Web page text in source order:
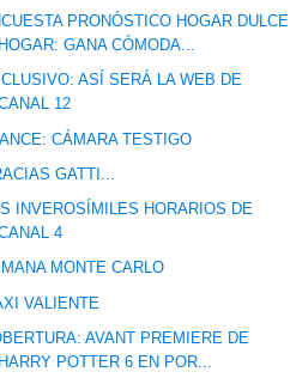
PRONÓSTICO HOGAR DULCE
GANA CÓMODA...
ASÍ SERÁ LA WEB DE
12
CÁMARA TESTIGO
GATTI...
INVEROSÍMILES HORARIOS DE
4
MONTE CARLO
VALIENTE
AVANT PREMIERE DE
POTTER 6 EN POR...